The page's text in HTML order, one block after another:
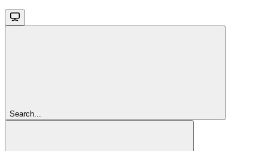
Search...